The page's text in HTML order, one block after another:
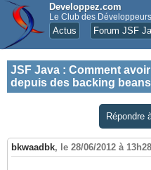
Developpez.com
Le Club des
Actus Forum JSF
JSF Java : Comment
depuis des backing
Répondre
bkwaadbk, le 28/06/2012 à 13h28